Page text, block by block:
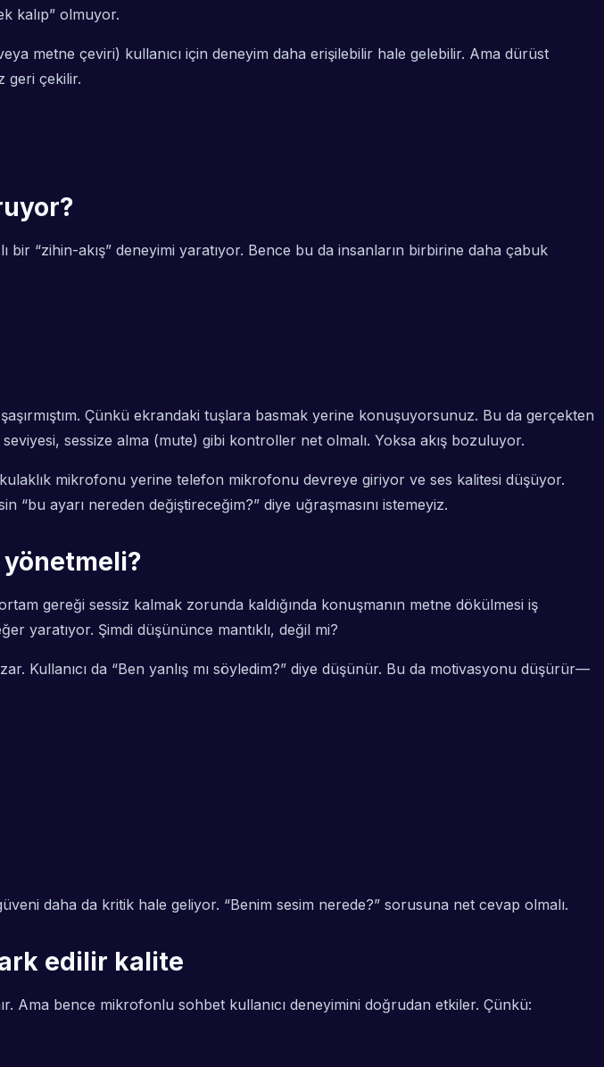
kalıp” olmuyor.
metne çeviri) kullanıcı için deneyim daha erişilebilir hale gelebilir. Ama dürüst
geri çekilir.
“zihin-akış” deneyimi yaratıyor. Bence bu da insanların birbirine daha çabuk
Çünkü ekrandaki tuşlara basmak yerine konuşuyorsunuz. Bu da gerçekten
sessize alma (mute) gibi kontroller net olmalı. Yoksa akış bozuluyor.
kulaklık mikrofonu yerine telefon mikrofonu devreye giriyor ve ses kalitesi düşüyor.
ayarı nereden değiştireceğim?” diye uğraşmasını istemeyiz.
yönetmeli?
gereği sessiz kalmak zorunda kaldığında konuşmanın metne dökülmesi iş
yaratıyor. Şimdi düşününce mantıklı, değil mi?
Kullanıcı da “Ben yanlış mı söyledim?” diye düşünür. Bu da motivasyonu düşürür—
daha da kritik hale geliyor. “Benim sesim nerede?” sorusuna net cevap olmalı.
edilir kalite
Ama bence mikrofonlu sohbet kullanıcı deneyimini doğrudan etkiler. Çünkü: